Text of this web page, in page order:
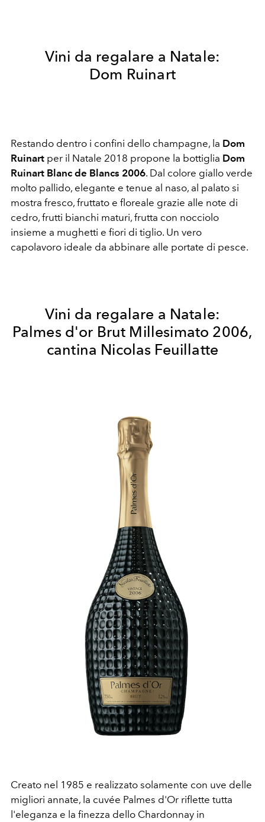
Vini da regalare a Natale:
Dom Ruinart
Restando dentro i confini dello champagne, la Dom
Ruinart per il Natale 2018 propone la bottiglia Dom
Ruinart Blanc de Blancs 2006. Dal colore giallo verde
molto pallido, elegante e tenue al naso, al palato si
mostra fresco, fruttato e floreale grazie alle note di
cedro, frutti bianchi maturi, frutta con nocciolo
insieme a mughetti e fiori di tiglio. Un vero
capolavoro ideale da abbinare alle portate di pesce.
Vini da regalare a Natale:
Palmes d'or Brut Millesimato 2006,
cantina Nicolas Feuillatte
Creato nel 1985 e realizzato solamente con uve delle
migliori annate, la cuvée Palmes d'Or riflette tutta
l'eleganza e la finezza dello Chardonnay in